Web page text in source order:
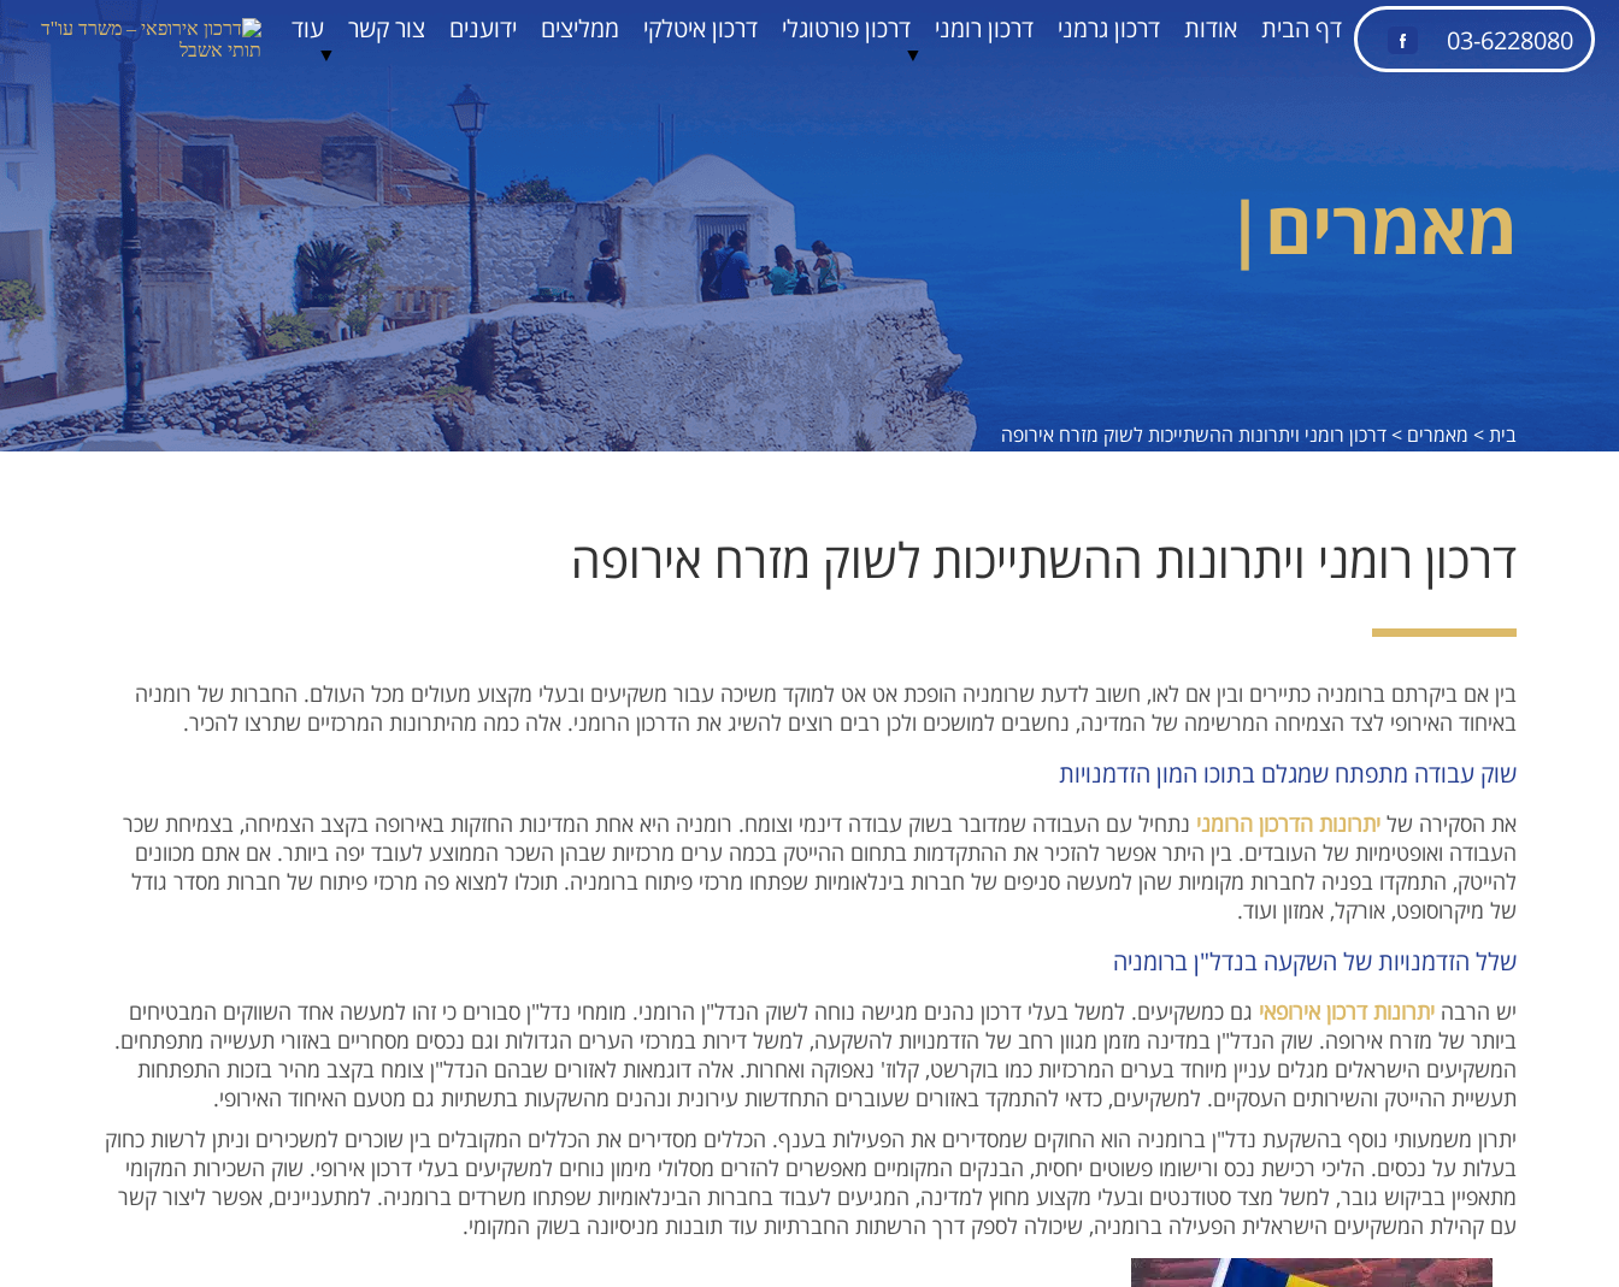
03-6228080 דף הבית אודות דרכון גרמני דרכון רומני דרכון פורטוגלי
▼
דרכון איטלקי ממליצים ידוענים צור קשר עוד
▼
מאמרים |
בית > מאמרים >דרכון רומני ויתרונות ההשתייכות לשוק מזרח אירופה
דרכון רומני ויתרונות ההשתייכות לשוק מזרח אירופה
בין אם ביקרתם ברומניה כתיירים ובין אם לאו, חשוב לדעת שרומניה הופכת אט אט למוקד משיכה עבור משקיעים ובעלי מקצוע מעולים מכל העולם. החברות של רומניה
באיחוד האירופי לצד הצמיחה המרשימה של המדינה, נחשבים למושכים ולכן רבים רוצים להשיג את הדרכון הרומני. אלה כמה מהיתרונות המרכזיים שתרצו להכיר.
שוק עבודה מתפתח שמגלם בתוכו המון הזדמנויות
את הסקירה של יתרונות הדרכון הרומני נתחיל עם העבודה שמדובר בשוק עבודה דינמי וצומח. רומניה היא אחת המדינות החזקות באירופה בקצב הצמיחה, בצמיחת שכר
העבודה ואופטימיות של העובדים. בין היתר אפשר להזכיר את ההתקדמות בתחום ההייטק בכמה ערים מרכזיות שבהן השכר הממוצע לעובד יפה ביותר. אם אתם מכוונים
להייטק, התמקדו בפניה לחברות מקומיות שהן למעשה סניפים של חברות בינלאומיות שפתחו מרכזי פיתוח ברומניה. תוכלו למצוא פה מרכזי פיתוח של חברות מסדר גודל
של מיקרוסופט, אורקל, אמזון ועוד.
שלל הזדמנויות של השקעה בנדל"ן ברומניה
יש הרבה יתרונות דרכון אירופאי גם כמשקיעים. למשל בעלי דרכון נהנים מגישה נוחה לשוק הנדל"ן הרומני. מומחי נדל"ן סבורים כי זהו למעשה אחד השווקים המבטיחים
ביותר של מזרח אירופה. שוק הנדל"ן במדינה מזמן מגוון רחב של הזדמנויות להשקעה, למשל דירות במרכזי הערים הגדולות וגם נכסים מסחריים באזורי תעשייה מתפתחים.
המשקיעים הישראלים מגלים עניין מיוחד בערים המרכזיות כמו בוקרשט, קלוז' נאפוקה ואחרות. אלה דוגמאות לאזורים שבהם הנדל"ן צומח בקצב מהיר בזכות התפתחות
תעשיית ההייטק והשירותים העסקיים. למשקיעים, כדאי להתמקד באזורים שעוברים התחדשות עירונית ונהנים מהשקעות בתשתיות גם מטעם האיחוד האירופי.
יתרון משמעותי נוסף בהשקעת נדל"ן ברומניה הוא החוקים שמסדירים את הפעילות בענף. הכללים מסדירים את הכללים המקובלים בין שוכרים למשכירים וניתן לרשות כחוק
בעלות על נכסים. הליכי רכישת נכס ורישומו פשוטים יחסית, הבנקים המקומיים מאפשרים להזרים מסלולי מימון נוחים למשקיעים בעלי דרכון אירופי. שוק השכירות המקומי
מתאפיין בביקוש גובר, למשל מצד סטודנטים ובעלי מקצוע מחוץ למדינה, המגיעים לעבוד בחברות הבינלאומיות שפתחו משרדים ברומניה. למתעניינים, אפשר ליצור קשר
עם קהילת המשקיעים הישראלית הפעילה ברומניה, שיכולה לספק דרך הרשתות החברתיות עוד תובנות מניסיונה בשוק המקומי.